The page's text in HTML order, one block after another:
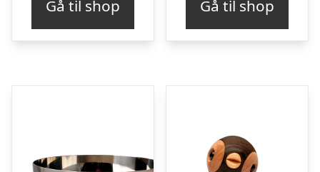
Gå til shop Gå til shop